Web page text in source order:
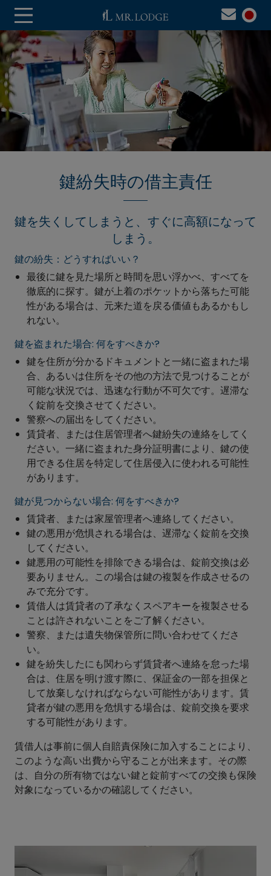
鍵紛失時の借主責任
鍵を失くしてしまうと、すぐに高額になって
しまう。
鍵の紛失：どうすればいい？
最後に鍵を見た場所と時間を思い浮かべ、すべてを
徹底的に探す。鍵が上着のポケットから落ちた可能
性がある場合は、元来た道を戻る価値もあるかもし
れない。
鍵を盗まれた場合: 何をすべきか?
鍵を住所が分かるドキュメントと一緒に盗まれた場
合、あるいは住所をその他の方法で見つけることが
可能な状況では、迅速な行動が不可欠です。遅滞な
く錠前を交換させてください。
警察への届出をしてください。
賃貸者、または住居管理者へ鍵紛失の連絡をしてく
ださい。一緒に盗まれた身分証明書により、鍵の使
用できる住居を特定して住居侵入に使われる可能性
があります。
鍵が見つからない場合: 何をすべきか?
賃貸者、または家屋管理者へ連絡してください。
鍵の悪用が危惧される場合は、遅滞なく錠前を交換
してください。
鍵悪用の可能性を排除できる場合は、錠前交換は必
要ありません。この場合は鍵の複製を作成させるの
みで充分です。
賃借人は賃貸者の了承なくスペアキーを複製させる
ことは許されないことをご了解ください。
警察、または遺失物保管所に問い合わせてくださ
い。
鍵を紛失したにも関わらず賃貸者へ連絡を怠った場
合は、住居を明け渡す際に、保証金の一部を担保と
して放棄しなければならない可能性があります。賃
貸者が鍵の悪用を危惧する場合は、錠前交換を要求
する可能性があります。
賃借人は事前に個人自賠責保険に加入することにより、
このような高い出費から守ることが出来ます。その際
は、自分の所有物ではない鍵と錠前すべての交換も保険
対象になっているかの確認してください。